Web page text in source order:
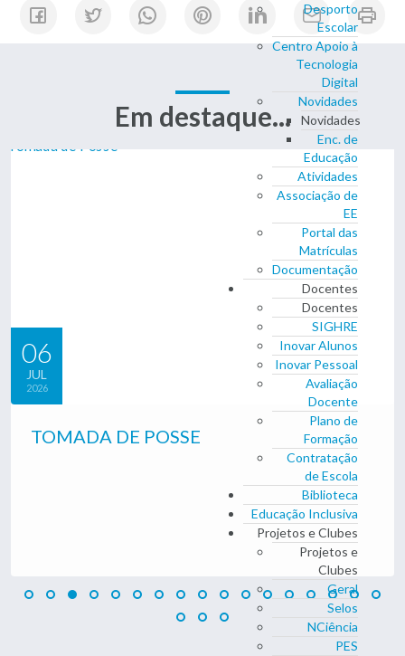
Desporto
Escolar
Centro Apoio à
Tecnologia
Digital
Novidades
Novidades
Enc. de
Educação
Atividades
Associação de
EE
Portal das
Matrículas
Documentação
Docentes
Docentes
SIGHRE
Inovar Alunos
Inovar Pessoal
Avaliação
Docente
Plano de
Formação
Contratação
de Escola
Biblioteca
Educação Inclusiva
Projetos e Clubes
Projetos e
Clubes
Geral
Selos
NCiência
PES
Em destaque...
06
JUL
2026
TOMADA DE POSSE